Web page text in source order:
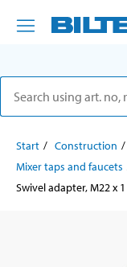
Start Construction
Mixer taps and faucets
Swivel adapter, M22 x 1